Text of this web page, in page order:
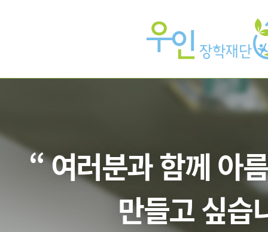
“ 여러분과 함께 아
만들고 싶습